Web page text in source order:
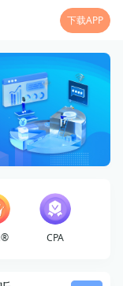
下载APP
CPA